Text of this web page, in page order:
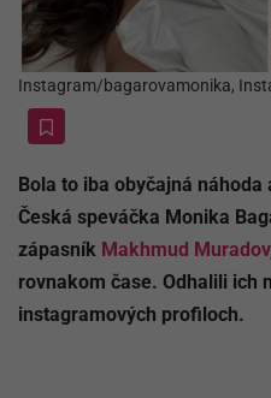
Instagram/bagarovamonika,
Bola to iba obyčajná
Česká speváčka Monika
zápasník Makhmud Muradov
rovnakom čase. Odhalili ich
instagramových profiloch.